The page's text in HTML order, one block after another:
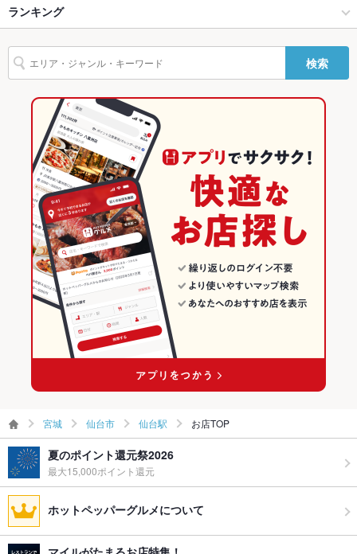
駐車場
その他設備
その他
あり ：飲み放題付きコース、単品飲み放題をご用意しておりま
す。
食べ放題 なし
カクテル充実、焼酎充実、日本酒充実、ワイン充実
お子様連れ お子様連れ歓迎 ：お子様連れの方は事前にご連絡ください。
ウェディン
グパーティ
ー二次会
結婚式の二次会、同窓会、歓送迎会、忘年会、新年会など、団
体様でのご利用も大歓迎♪
可
その他、ご要望がございましたらお気軽にご相談くださいませ!!
仙台市 × 和風
仙台駅 × 居酒屋
仙台駅 × 和風
和食全般
仙台市 × 和食
仙台市 × 和食全般
仙台駅 × 和食
仙台駅 × 和食全般
仙台駅 × 和風
仙台駅 × 和食
仙台駅 × 和食全般
宮城 × 居酒屋
宮城 × 和風
宮城 × 和食
宮城 × 和食全般
仙台駅
からあげ
天ぷら レバー つくね もつ鍋 牡蠣鍋
ランキング
宮城のグルメランキング
宮城の居酒屋ランキング
仙台市のグルメランキング
仙台市の居酒屋ランキング
仙台駅のグルメランキング
仙台駅の居酒屋ランキング
検索
宮城 仙台市 仙台駅 お店TOP
夏のポイント還元祭2026
最大15,000ポイント還元
ホットペッパーグルメについて